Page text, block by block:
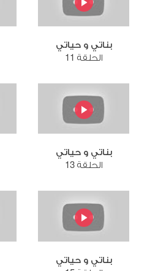
بناتي و حياتي
الحلقة 11
بناتي و حياتي
الحلقة 13
بناتي و حياتي